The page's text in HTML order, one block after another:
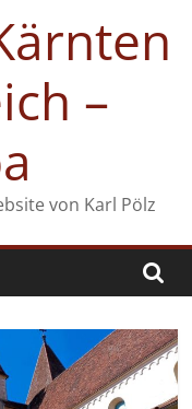
–
von Karl Pölz